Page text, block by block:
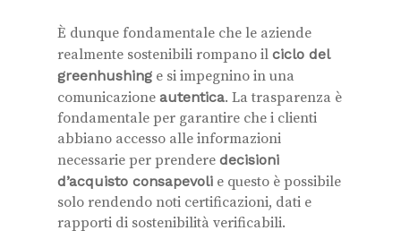
È dunque fondamentale che le aziende
realmente sostenibili rompano il ciclo del
greenhushing e si impegnino in una
comunicazione autentica. La trasparenza è
fondamentale per garantire che i clienti
abbiano accesso alle informazioni
necessarie per prendere decisioni
d’acquisto consapevoli e questo è possibile
solo rendendo noti certificazioni, dati e
rapporti di sostenibilità verificabili.